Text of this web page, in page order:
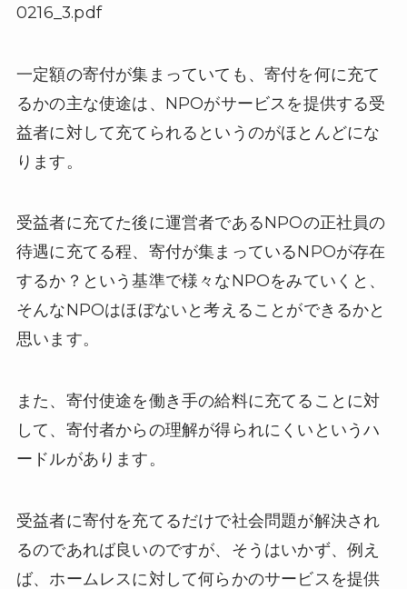
0216_3.pdf
一定額の寄付が集まっていても、寄付を何に充て
るかの主な使途は、NPOがサービスを提供する受
益者に対して充てられるというのがほとんどにな
ります。
受益者に充てた後に運営者であるNPOの正社員の
待遇に充てる程、寄付が集まっているNPOが存在
するか？という基準で様々なNPOをみていくと、
そんなNPOはほぼないと考えることができるかと
思います。
また、寄付使途を働き手の給料に充てることに対
して、寄付者からの理解が得られにくいというハ
ードルがあります。
受益者に寄付を充てるだけで社会問題が解決され
るのであれば良いのですが、そうはいかず、例え
ば、ホームレスに対して何らかのサービスを提供